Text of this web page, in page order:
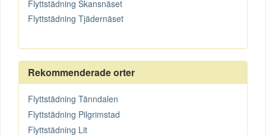
Flyttstädning Skansnäset
Flyttstädning Tjädernäset
Rekommenderade orter
Flyttstädning Tänndalen
Flyttstädning Pilgrimstad
Flyttstädning Lit